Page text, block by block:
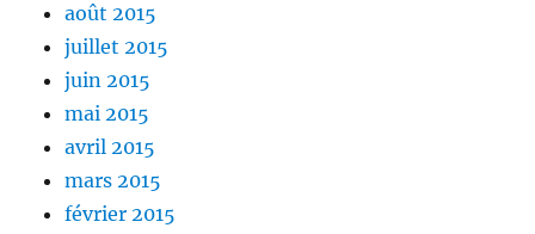
août 2015
juillet 2015
juin 2015
mai 2015
avril 2015
mars 2015
février 2015